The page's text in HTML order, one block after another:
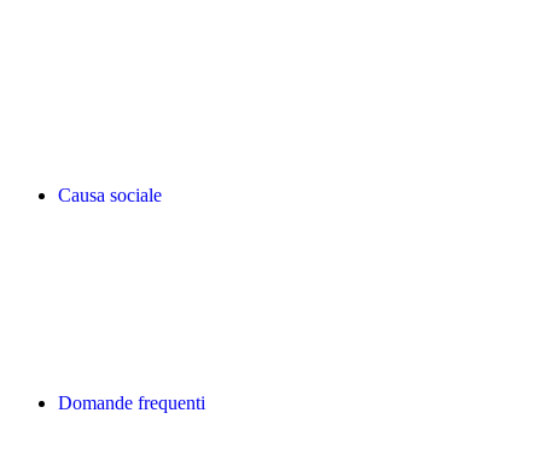
Causa sociale
Domande frequenti